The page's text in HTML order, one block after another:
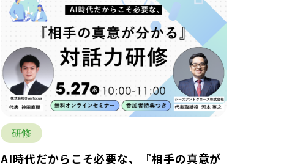
研修
AI時代だからこそ必要な、『相手の真意が